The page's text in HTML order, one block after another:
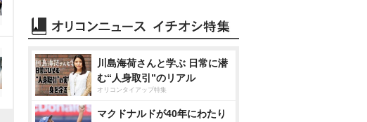
川島海荷さんと学ぶ 日常に潜
む“人身取引”のリアル
オリコンタイアップ特集
マクドナルドが40年にわたり